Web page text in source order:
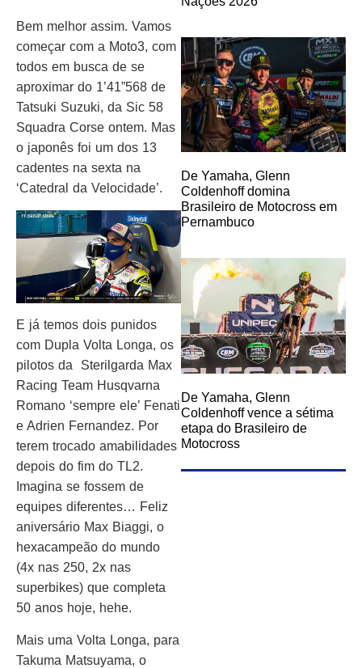
Bem melhor assim. Vamos
começar com a Moto3, com
todos em busca de se
aproximar do 1’41”568 de
Tatsuki Suzuki, da Sic 58
Squadra Corse ontem. Mas
o japonês foi um dos 13
cadentes na sexta na
‘Catedral da Velocidade’.
E já temos dois punidos
com Dupla Volta Longa, os
pilotos da Sterilgarda Max
Racing Team Husqvarna
Romano ‘sempre ele’ Fenati
e Adrien Fernandez. Por
terem trocado amabilidades
depois do fim do TL2.
Imagina se fossem de
equipes diferentes… Feliz
aniversário Max Biaggi, o
hexacampeão do mundo
(4x nas 250, 2x nas
superbikes) que completa
50 anos hoje, hehe.
Mais uma Volta Longa, para
Takuma Matsuyama, o
De Yamaha, Glenn
Coldenhoff domina
Brasileiro de Motocross em
Pernambuco
De Yamaha, Glenn
Coldenhoff vence a sétima
etapa do Brasileiro de
Motocross